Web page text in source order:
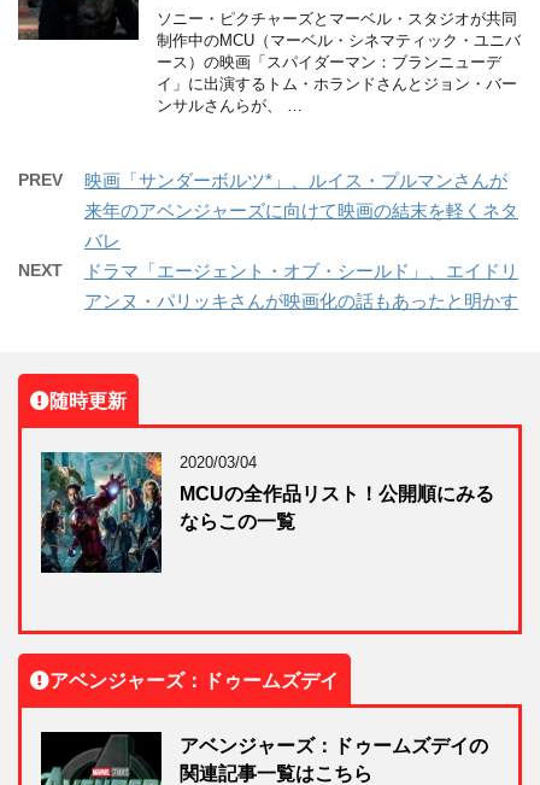
ソニー・ピクチャーズとマーベル・スタジオが共同
制作中のMCU（マーベル・シネマティック・ユニバ
ース）の映画「スパイダーマン：ブランニューデ
イ」に出演するトム・ホランドさんとジョン・バー
ンサルさんらが、 …
PREV
映画「サンダーボルツ*」、ルイス・プルマンさんが
来年のアベンジャーズに向けて映画の結末を軽くネタ
バレ
NEXT
ドラマ「エージェント・オブ・シールド」、エイドリ
アンヌ・パリッキさんが映画化の話もあったと明かす
随時更新
2020/03/04
MCUの全作品リスト！公開順にみる
ならこの一覧
アベンジャーズ：ドゥームズデイ
アベンジャーズ：ドゥームズデイの
関連記事一覧はこちら